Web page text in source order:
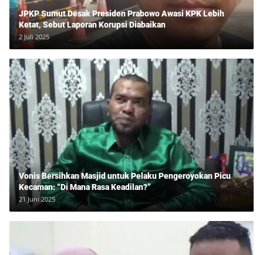
JPKP Sumut Desak Presiden Prabowo Awasi KPK Lebih
Ketat, Sebut Laporan Korupsi Diabaikan
2 Juli 2025
Vonis Bersihkan Masjid untuk Pelaku Pengeroyokan Picu
Kecaman: “Di Mana Rasa Keadilan?”
21 Juni 2025